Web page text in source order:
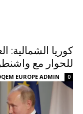
كوريا الشمالية:
للحوار مع
EUROPE ADMIN 0